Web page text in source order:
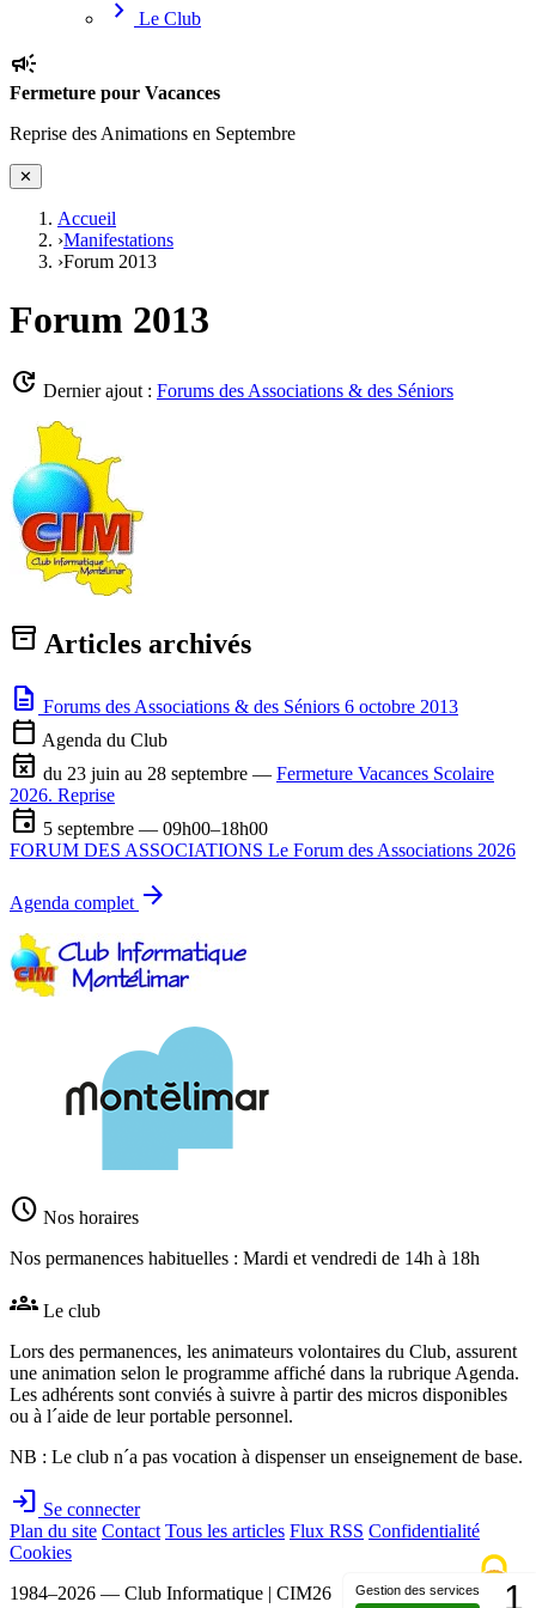
Gestion des services 1
chevron_right Le Club
campaign
Fermeture pour Vacances
Reprise des Animations en Septembre
✕
Accueil
›Manifestations
›Forum 2013
Forum 2013
update Dernier ajout : Forums des Associations & des Séniors
inventory_2 Articles archivés
description Forums des Associations & des Séniors 6 octobre 2013
calendar_today Agenda du Club
event_busy du 23 juin au 28 septembre — Fermeture Vacances Scolaire
2026. Reprise
event 5 septembre — 09h00–18h00
FORUM DES ASSOCIATIONS Le Forum des Associations 2026
Agenda complet arrow_forward
schedule Nos horaires
Nos permanences habituelles : Mardi et vendredi de 14h à 18h
groups Le club
Lors des permanences, les animateurs volontaires du Club, assurent
une animation selon le programme affiché dans la rubrique Agenda.
Les adhérents sont conviés à suivre à partir des micros disponibles
ou à l´aide de leur portable personnel.
NB : Le club n´a pas vocation à dispenser un enseignement de base.
login Se connecter
Plan du site Contact Tous les articles Flux RSS Confidentialité
Cookies
1984–2026 — Club Informatique | CIM26